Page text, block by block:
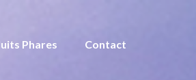
Phares Contact